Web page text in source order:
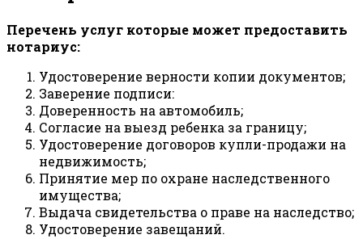
Перечень услуг которые может предоставить
нотариус:
Удостоверение верности копии документов;
Заверение подписи:
Доверенность на автомобиль;
Согласие на выезд ребенка за границу;
Удостоверение договоров купли-продажи на
недвижимость;
Принятие мер по охране наследственного
имущества;
Выдача свидетельства о праве на наследство;
Удостоверение завещаний.